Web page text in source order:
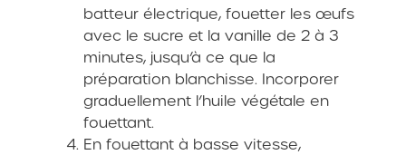
batteur électrique, fouetter les œufs
avec le sucre et la vanille de 2 à 3
minutes, jusqu’à ce que la
préparation blanchisse. Incorporer
graduellement l’huile végétale en
fouettant.
En fouettant à basse vitesse,